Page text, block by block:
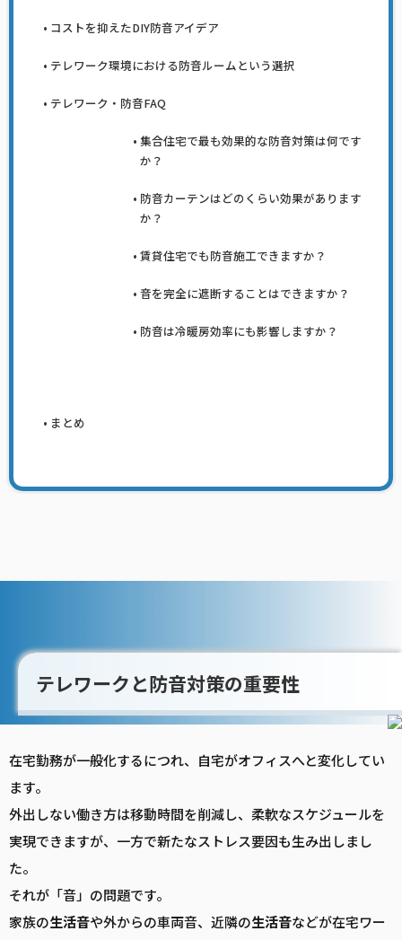
コストを抑えたDIY防音アイデア
テレワーク環境における防音ルームという選択
テレワーク・防音FAQ
集合住宅で最も効果的な防音対策は何です
か？
防音カーテンはどのくらい効果があります
か？
賃貸住宅でも防音施工できますか？
音を完全に遮断することはできますか？
防音は冷暖房効率にも影響しますか？
まとめ
テレワークと防音対策の重要性
在宅勤務が一般化するにつれ、自宅がオフィスへと変化してい
ます。
外出しない働き方は移動時間を削減し、柔軟なスケジュールを
実現できますが、一方で新たなストレス要因も生み出しまし
た。
それが「音」の問題です。
家族の生活音や外からの車両音、近隣の生活音などが在宅ワー